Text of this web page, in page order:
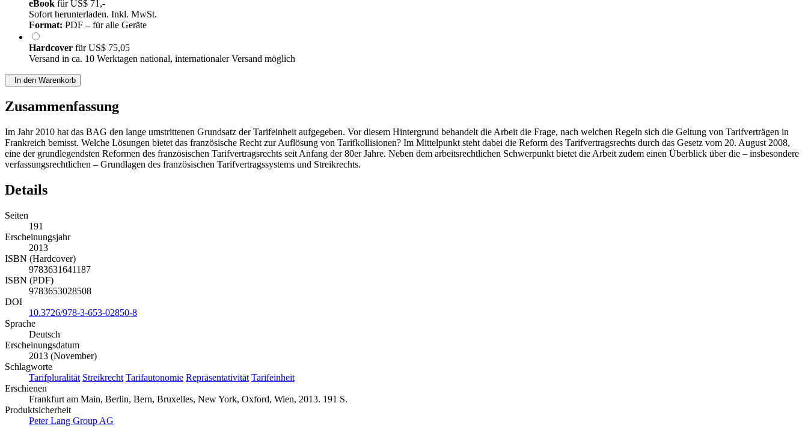
eBook fürUS$ 71,-
Sofort herunterladen. Inkl. MwSt.
Format: PDF – für alle Geräte
Hardcover fürUS$ 75,05
Versand in ca. 10 Werktagen national, internationaler Versand möglich
In den Warenkorb
Zusammenfassung
Im Jahr 2010 hat das BAG den lange umstrittenen Grundsatz der Tarifeinheit aufgegeben. Vor diesem Hintergrund behandelt die Arbeit die Frage, nach welchen Regeln sich die Geltung von Tarifverträgen in
Frankreich bemisst. Welche Lösungen bietet das französische Recht zur Auflösung von Tarifkollisionen? Im Mittelpunkt steht dabei die Reform des Tarifvertragsrechts durch das Gesetz vom 20. August 2008,
eine der grundlegendsten Reformen des französischen Tarifvertragsrechts seit Anfang der 80er Jahre. Neben dem arbeitsrechtlichen Schwerpunkt bietet die Arbeit zudem einen Überblick über die – insbesondere
verfassungsrechtlichen – Grundlagen des französischen Tarifvertragssystems und Streikrechts.
Details
Seiten
191
Erscheinungsjahr
2013
ISBN (Hardcover)
9783631641187
ISBN (PDF)
9783653028508
DOI
10.3726/978-3-653-02850-8
Sprache
Deutsch
Erscheinungsdatum
2013 (November)
Schlagworte
Tarifpluralität Streikrecht Tarifautonomie Repräsentativität Tarifeinheit
Erschienen
Frankfurt am Main, Berlin, Bern, Bruxelles, New York, Oxford, Wien, 2013. 191 S.
Produktsicherheit
Peter Lang Group AG